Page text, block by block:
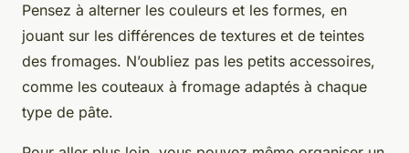
Pensez à alterner les couleurs et les formes, en
jouant sur les différences de textures et de teintes
des fromages. N’oubliez pas les petits accessoires,
comme les couteaux à fromage adaptés à chaque
type de pâte.